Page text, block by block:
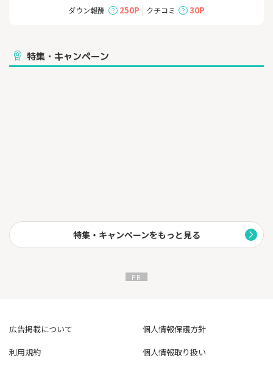
これらの一連の流れを1レッスンとすることで、正確で実践的な英
ダウン報酬 250P クチコミ 30P
特集・キャンペーン
特集・キャンペーンをもっと見る
広告掲載について
個人情報保護方針
利用規約
個人情報取り扱い